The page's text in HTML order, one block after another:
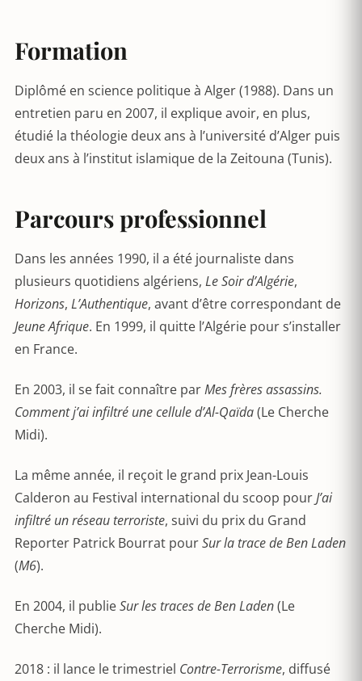
Formation
Diplômé en science politique à Alger (1988). Dans un
entretien paru en 2007, il explique avoir, en plus,
étudié la théologie deux ans à l’université d’Alger puis
deux ans à l’institut islamique de la Zeitouna (Tunis).
Parcours professionnel
Dans les années 1990, il a été journaliste dans
plusieurs quotidiens algériens, Le Soir d’Algérie,
Horizons, L’Authentique, avant d’être correspondant de
Jeune Afrique. En 1999, il quitte l’Algérie pour s’installer
en France.
En 2003, il se fait connaître parMes frères assassins.
Comment j’ai infiltré une cellule d’Al-Qaïda(Le Cherche
Midi).
La même année, il reçoit le grand prix Jean-Louis
Calderon au Festival international du scoop pourJ’ai
infiltré un réseau terroriste, suivi du prix du Grand
Reporter Patrick Bourrat pourSur la trace de Ben Laden
(M6).
En 2004, il publieSur les traces de Ben Laden(Le
Cherche Midi).
2018 : il lance le trimestriel Contre-Terrorisme, diffusé